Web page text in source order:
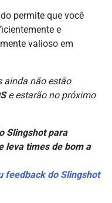
permite que você
e
valioso em
ainda não estão
e estarão no próximo
Slingshot para
leva times de bom a
feedback do Slingshot